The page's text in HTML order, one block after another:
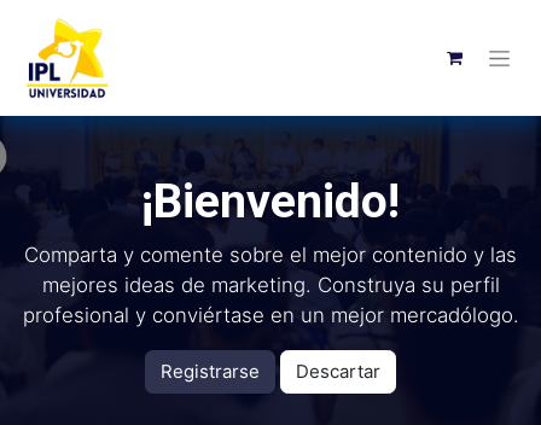
¡Bienvenido!
Comparta y comente sobre el mejor contenido y las
mejores ideas de marketing. Construya su perfil
profesional y conviértase en un mejor mercadólogo.
Registrarse Descartar